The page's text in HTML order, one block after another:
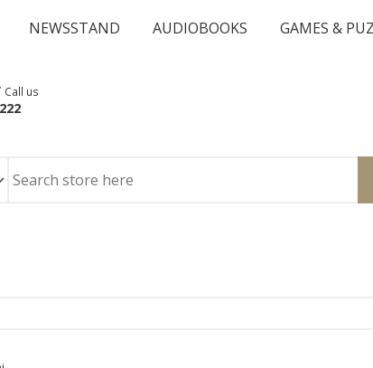
NEWSSTAND AUDIOBOOKS GAMES &
Call us